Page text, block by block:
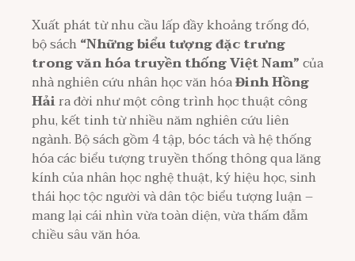
Xuất phát từ nhu cầu lấp đầy khoảng trống đó,
bộ sách“Những biểu tượng đặc trưng
trong văn hóa truyền thống Việt Nam”của
nhà nghiên cứu nhân học văn hóaĐinh Hồng
Hảira đời như một công trình học thuật công
phu, kết tinh từ nhiều năm nghiên cứu liên
ngành. Bộ sách gồm 4 tập, bóc tách và hệ thống
hóa các biểu tượng truyền thống thông qua lăng
kính của nhân học nghệ thuật, ký hiệu học, sinh
thái học tộc người và dân tộc biểu tượng luận –
mang lại cái nhìn vừa toàn diện, vừa thấm đẫm
chiều sâu văn hóa.